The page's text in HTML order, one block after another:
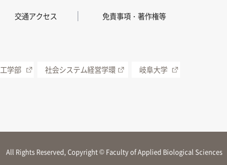
交通アクセス 免責事項・著作権等
工学部 社会システム経営学環 岐阜大学
All Rights Reserved, Copyright © Faculty of Applied Biological Sciences